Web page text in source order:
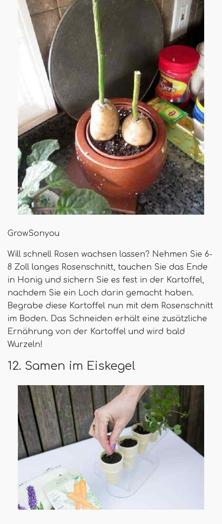
GrowSonyou
Will schnell Rosen wachsen lassen? Nehmen Sie 6-
8 Zoll langes Rosenschnitt, tauchen Sie das Ende
in Honig und sichern Sie es fest in der Kartoffel,
nachdem Sie ein Loch darin gemacht haben.
Begrabe diese Kartoffel nun mit dem Rosenschnitt
im Boden. Das Schneiden erhält eine zusätzliche
Ernährung von der Kartoffel und wird bald
Wurzeln!
12. Samen im Eiskegel